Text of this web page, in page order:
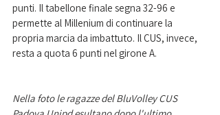
punti. Il tabellone finale segna 32-96 e
permette al Millenium di continuare la
propria marcia da imbattuto. Il CUS, invece,
resta a quota 6 punti nel girone A.
Nella foto le ragazze del BluVolley CUS